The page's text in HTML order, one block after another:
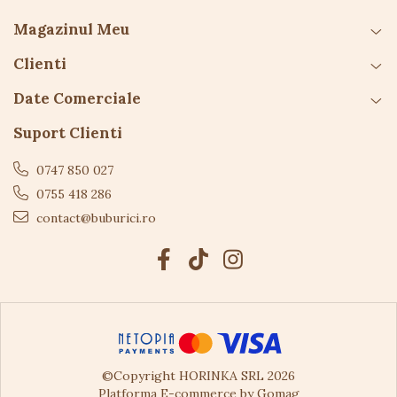
Culorile și sunetele pot varia ușor.
Magazinul Meu
Clienti
Date Comerciale
Suport Clienti
0747 850 027
0755 418 286
contact@buburici.ro
©Copyright HORINKA SRL 2026
Platforma E-commerce by Gomag